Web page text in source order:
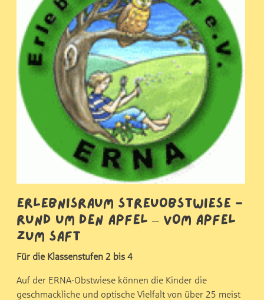
Erlebnisraum Streuobstwiese -
Rund um den Apfel – Vom Apfel
zum Saft
Für die Klassenstufen 2 bis 4
Auf der ERNA-Obstwiese können die Kinder die
geschmackliche und optische Vielfalt von über 25 meist